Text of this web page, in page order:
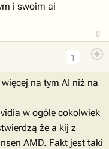
8
i swoim ai
1
na tym AI niż na
w ogóle cokolwiek
że a kij z
AMD. Fakt jest taki